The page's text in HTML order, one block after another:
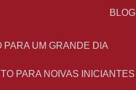
BLOG
PARA UM GRANDE DIA
PARA NOIVAS INICIANTES